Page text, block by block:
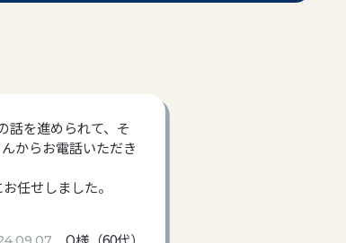
話を進められて、そ
からお電話いただき
任せしました。